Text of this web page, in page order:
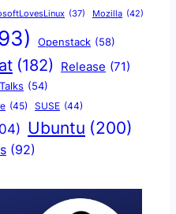
(37) Mozilla (42)
Openstack (58)
(182) Release (71)
(54)
(45) SUSE (44)
Ubuntu (200)
(92)